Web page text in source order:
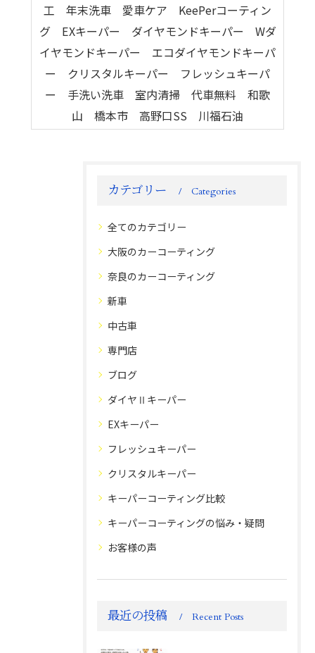
工 年末洗車 愛車ケア KeePerコーティン
グ EXキーパー ダイヤモンドキーパー Wダ
イヤモンドキーパー エコダイヤモンドキーパ
ー クリスタルキーパー フレッシュキーパ
ー 手洗い洗車 室内清掃 代車無料 和歌
山 橋本市 高野口SS 川福石油
カテゴリー Categories
全てのカテゴリー
大阪のカーコーティング
奈良のカーコーティング
新車
中古車
専門店
ブログ
ダイヤⅡキーパー
EXキーパー
フレッシュキーパー
クリスタルキーパー
キーパーコーティング比較
キーパーコーティングの悩み・疑問
お客様の声
最近の投稿 Recent Posts